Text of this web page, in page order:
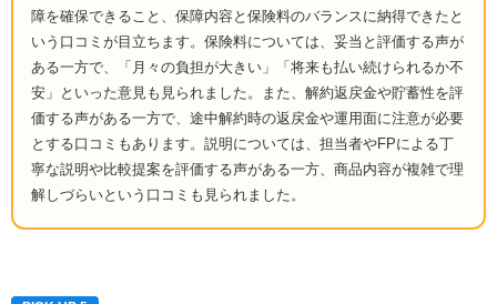
障を確保できること、保障内容と保険料のバランスに納得できたと
いう口コミが目立ちます。保険料については、妥当と評価する声が
ある一方で、「月々の負担が大きい」「将来も払い続けられるか不
安」といった意見も見られました。また、解約返戻金や貯蓄性を評
価する声がある一方で、途中解約時の返戻金や運用面に注意が必要
とする口コミもあります。説明については、担当者やFPによる丁
寧な説明や比較提案を評価する声がある一方、商品内容が複雑で理
解しづらいという口コミも見られました。